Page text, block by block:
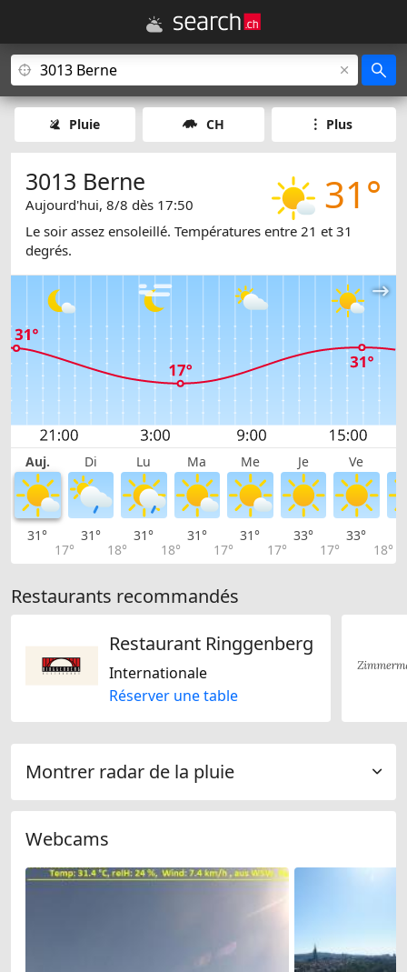
Pluie CH Plus
31°
3013 Berne
Aujourd'hui, 8/8 dès 17:50
Le soir assez ensoleillé. Températures entre 21 et 31
degrés.
Auj. Di Lu Ma Me Je Ve
31°
17°
31°
18°
31°
18°
31°
17°
31°
17°
33°
17°
33°
18°
Restaurants recommandés
Restaurant Ringgenberg
Internationale
Réserver une table
Montrer radar de la pluie
Webcams